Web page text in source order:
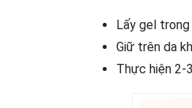
Lấy gel
Giữ trên da
Thực hiện 2-